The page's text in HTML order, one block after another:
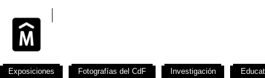
Exposiciones Fotografías del CdF Investigación